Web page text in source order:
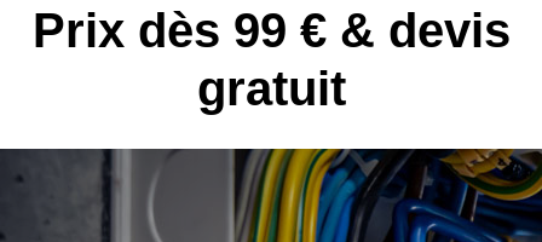
Prix dès 99 € & devis
gratuit